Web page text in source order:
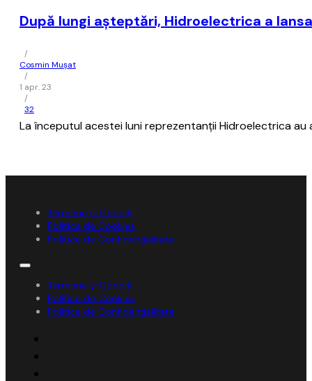
După lungi aşteptări, Hidroelectrica a
/
Cosmin Mușat
/
1 apr. 23
/
32
La începutul acestei luni reprezentanţii Hidroelectrica
Termene și Condiții
Politica de Cookies
Politica de Confidențialitate
Termene și Condiții
Politica de Cookies
Politica de Confidențialitate